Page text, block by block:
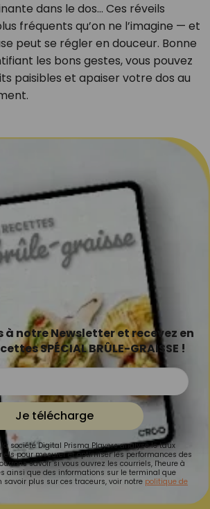
dans le dos... Ces réveils
fréquents qu’on ne l’imagine — et
peut se régler en douceur. Bonne
les bons gestes, vous pouvez
paisibles et apaiser votre dos au
notre Newsletter et recevez en
SPÉCIAL BRÛLE-GRAISSE !
Je télécharge
société Digital Prisma Players analyse le taux
pour mesurer et optimiser les performances des
savoir si vous ouvrez les courriels, l'heure à
ainsi que des informations sur le terminal que
savoir plus sur ces traceurs, voir notre politique de